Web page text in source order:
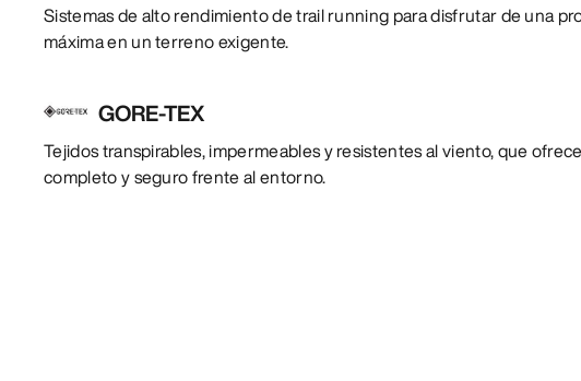
Sistemas de alto rendimiento de trail running para disfrutar de una
máxima en un terreno exigente.
GORE-TEX
Tejidos transpirables, impermeables y resistentes al viento, que
completo y seguro frente al entorno.